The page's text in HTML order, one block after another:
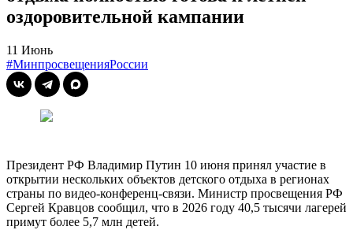
оздоровительной кампании
11 Июнь
#МинпросвещенияРоссии
Президент РФ Владимир Путин 10 июня принял участие в
открытии нескольких объектов детского отдыха в регионах
страны по видео-конференц-связи. Министр просвещения РФ
Сергей Кравцов сообщил, что в 2026 году 40,5 тысячи лагерей
примут более 5,7 млн детей.